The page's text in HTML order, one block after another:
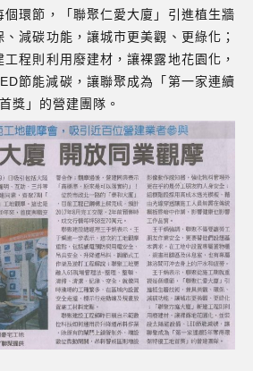
環節，「聯聚仁愛大廈」引進植生牆
減碳功能，讓城市更美觀、更綠化；
工程則利用廢建材，讓裸露地花園化，
節能減碳，讓聯聚成為「第一家連續
獎」的營建團隊。